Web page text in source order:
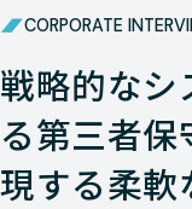
CORPORATE
戦略的なシ
る第三者
現する柔軟